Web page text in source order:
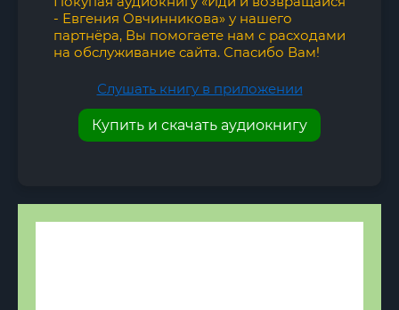
- Евгения Овчинникова» у нашего
партнёра, Вы помогаете нам с расходами
на обслуживание сайта. Спасибо Вам!
Слушать книгу в приложении
Купить и скачать аудиокнигу